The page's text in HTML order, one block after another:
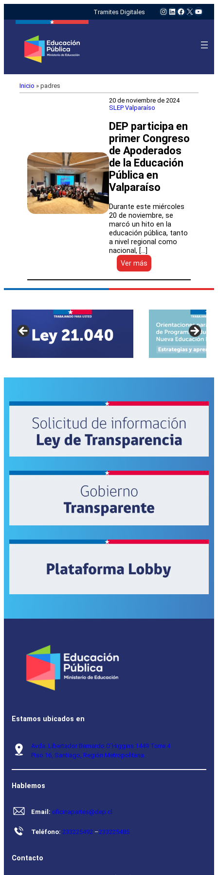
Tramites Digitales Instagram
LinkedIn
Facebook
X
Inicio » padres
20 de noviembre de 2024
SLEP Valparaíso
DEP participa en
primer Congreso
de Apoderados
de la Educación
Pública en
Valparaíso
Durante este miércoles
20 de noviembre, se
marcó un hito en la
educación pública, tanto
a nivel regional como
nacional, […]
Ver más
DEP
participa
en
Apoderados
Educación
Pública
Valparaíso
Estamos ubicados en
Avda. Libertador Bernardo O’Higgins 1449 Torre 4
Piso 16, Santiago, Región Metropolitana.
Hablemos
Email: oficinapartes@dep.cl
Teléfono: 233225492 –233225485
Contacto